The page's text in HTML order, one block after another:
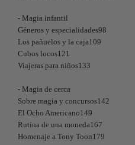
- Magia infantil
Géneros y especialidades98
Los pañuelos y la caja109
Cubos locos121
Viajeras para niños133
- Magia de cerca
Sobre magia y concursos142
El Ocho Americano149
Rutina de una moneda167
Homenaje a Tony Toon179